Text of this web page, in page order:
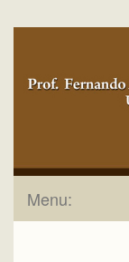
Menu: